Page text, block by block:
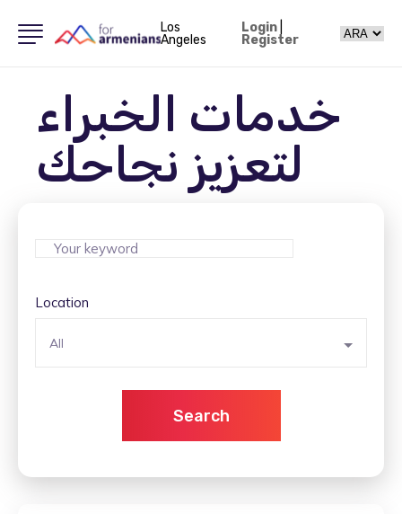
Los
Angeles
Login|
Register
خدمات الخبراء
لتعزيز نجاحك
Location
All
Search